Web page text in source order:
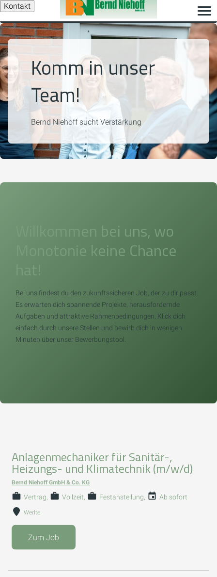
Kontakt
Komm in unser
Team!
Bernd Niehoff sucht Verstärkung
Willkommen bei uns, wo
Monotonie keine Chance
Bei uns findest du den zukunftssicheren Job, der zu dir passt.
Es erwarten dich spannende Projekte, herausfordernde
Aufgaben und attraktive Rahmenbedingungen. Klick dich
einfach durch unsere Stellen und bewirb dich in wenigen
Minuten über unser Bewerbungstool.
Anlagenmechaniker für Sanitär-,
Heizungs- und Klimatechnik (m/w/d)
Bernd Niehoff GmbH & Co. KG
Vertrag Vollzeit Festanstellung Ab sofort
Werlte
Zum Job